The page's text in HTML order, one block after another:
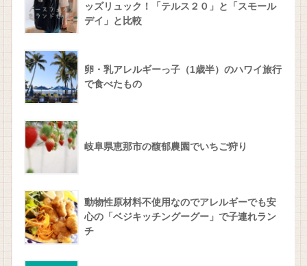
ッズリュック！「テルス２０」と「スモール
デイ」と比較
卵・乳アレルギーっ子（1歳半）のハワイ旅行
で食べたもの
岐阜県恵那市の馥郁農園でいちご狩り
動物性原材料不使用なのでアレルギーでも安
心の「ベジキッチングーグー」で子連れラン
チ